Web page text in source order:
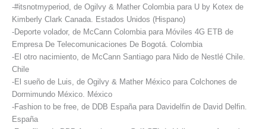
-#itsnotmyperiod, de Ogilvy & Mather Colombia para U by Kotex de
Kimberly Clark Canada. Estados Unidos (Hispano)
-Deporte volador, de McCann Colombia para Móviles 4G ETB de
Empresa De Telecomunicaciones De Bogotá. Colombia
-El otro nacimiento, de McCann Santiago para Nido de Nestlé Chile.
Chile
-El sueño de Luis, de Ogilvy & Mather México para Colchones de
Dormimundo México. México
-Fashion to be free, de DDB España para Davidelfin de David Delfin.
España